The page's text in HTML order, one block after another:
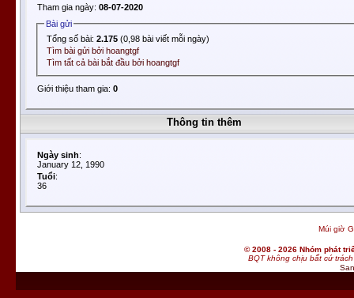
Tham gia ngày: 08-07-2020
Bài gửi
Tổng số bài:2.175 (0,98 bài viết mỗi ngày)
Tìm bài gửi bởi hoangtgf
Tìm tất cả bài bắt đầu bởi hoangtgf
Giới thiệu tham gia: 0
Thông tin thêm
Ngày sinh:
January 12, 1990
Tuổi:
36
Múi giờ
© 2008 - 2026 Nhóm phát
BQT không chịu bất cứ